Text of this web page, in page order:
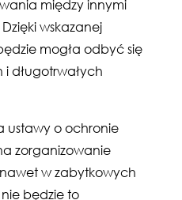
między innymi
wskazanej
mogła odbyć się
długotrwałych
ustawy o ochronie
zorganizowanie
w zabytkowych
będzie to